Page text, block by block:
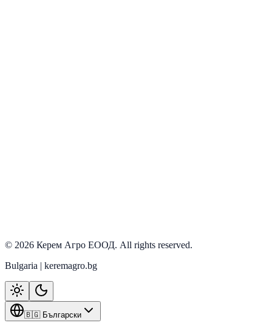
© 2026 Керем Агро ЕООД. All rights reserved.
Bulgaria | keremagro.bg
🇧🇬 Български